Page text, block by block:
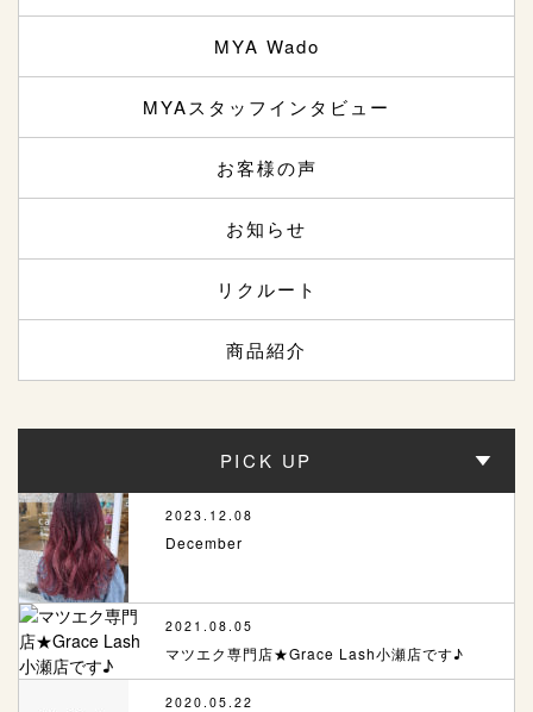
MYA Wado
MYAスタッフインタビュー
お客様の声
お知らせ
リクルート
商品紹介
PICK UP
2023.12.08
December
2021.08.05
マツエク専門店★Grace Lash小瀬店です♪
2020.05.22